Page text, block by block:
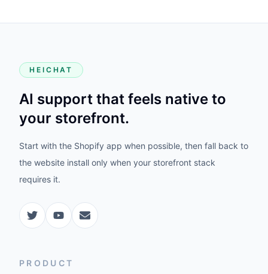
HEICHAT
AI support that feels native to
your storefront.
Start with the Shopify app when possible, then fall back to
the website install only when your storefront stack
requires it.
PRODUCT